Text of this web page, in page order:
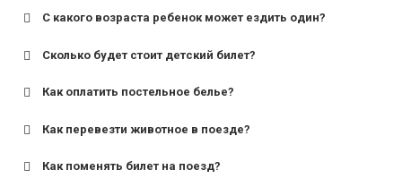
С какого возраста ребенок может ездить один?
для поездов дальнего следования — от 10 лет и
для пригородных поездов — от 7 лет.
Сколько будет стоит детский билет?
Как оплатить постельное белье?
Как перевезти животное в поезде?
Как поменять билет на поезд?